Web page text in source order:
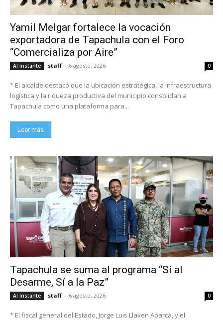
Yamil Melgar fortalece la vocación
exportadora de Tapachula con el Foro
“Comercializa por Aire”
Al Instante staff - 6 agosto, 2026 0
* El alcalde destacó que la ubicación estratégica, la infraestructura
logística y la riqueza productiva del municipio consolidan a
Tapachula como una plataforma para...
Leer más
Tapachula se suma al programa “Sí al
Desarme, Sí a la Paz”
Al Instante staff - 6 agosto, 2026 0
* El fiscal general del Estado, Jorge Luis Llaven Abarca, y el